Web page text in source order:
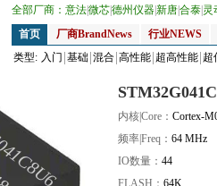
全部厂商： 意法微芯德州仪器新唐合泰 灵
首页
厂商BrandNews
行业NEWS
类型: 入门 基础 混合 高性能 超高性能 超
-
内核|Core： Cortex-
频率|Freq： 64 MHz
IO数量： 44
FLASH： 64K